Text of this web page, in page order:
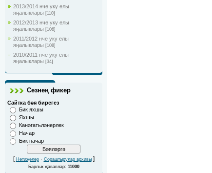
2013/2014 нче уку елы
яңалыклары [110]
2012/2013 нче уку елы
яңалыклары [106]
2011/2012 нче уку елы
яңалыклары [108]
2010/2011 нче уку елы
яңалыклары [34]
Сезнең фикер
Сайтка бәя бирегез
Бик яхшы
Яхшы
Канәгатьләнерлек
Начар
Бик начар
[ Нәтиҗәләр· Сораштырулар архивы]
Барлык җаваплар: 11000